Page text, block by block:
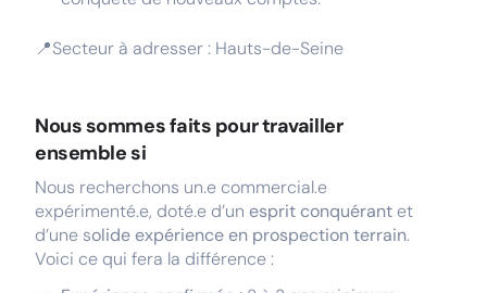
📍Secteur à adresser : Hauts-de-Seine
Nous sommes faits pour travailler
ensemble si
Nous recherchons un.e commercial.e
expérimenté.e, doté.e d’un esprit conquérant et
d’une solide expérience en prospection terrain.
Voici ce qui fera la différence :